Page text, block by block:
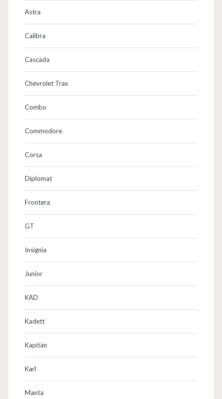
p
r
e
Astra
Calibra
Cascada
Chevrolet Trax
Combo
Commodore
Corsa
Diplomat
Frontera
GT
Insignia
Junior
KAD
Kadett
Kapitän
Karl
Manta